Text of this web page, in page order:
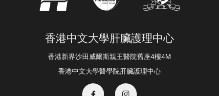
香港中文大學肝臟護理中心
香港新界沙田威爾斯親王醫院舊座4樓4M
香港中文大學醫學院肝臟護理中心